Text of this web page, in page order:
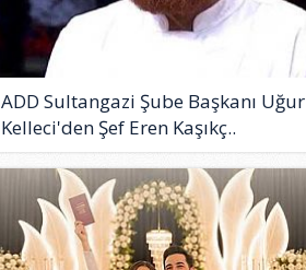
ADD Sultangazi Şube Başkanı Uğur
Kelleci'den Şef Eren Kaşıkç..